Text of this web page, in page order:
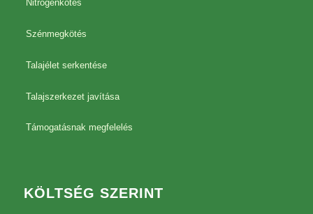
Nitrogénkötés
Szénmegkötés
Talajélet serkentése
Talajszerkezet javítása
Támogatásnak megfelelés
KÖLTSÉG SZERINT